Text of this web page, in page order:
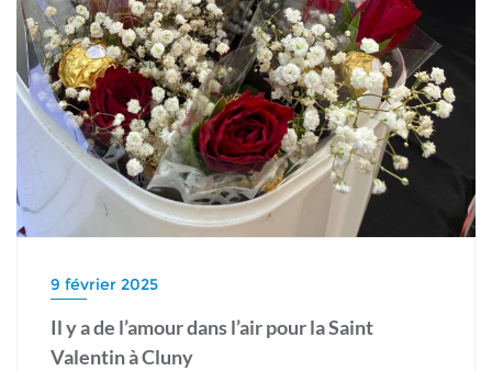
9 février 2025
Il y a de l’amour dans l’air pour la Saint
Valentin à Cluny